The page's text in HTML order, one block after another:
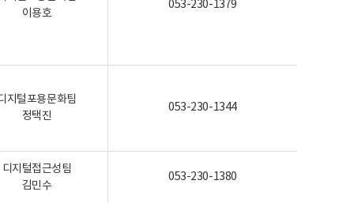
이용호
053-230-1379
지털포용문화팀
정택진
053-230-1344
디지털접근성팀
김민수
053-230-1380